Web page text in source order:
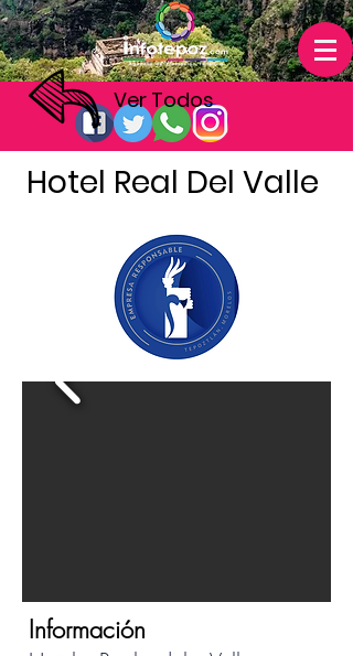
Ver Todos
Hotel Real Del Valle
Información